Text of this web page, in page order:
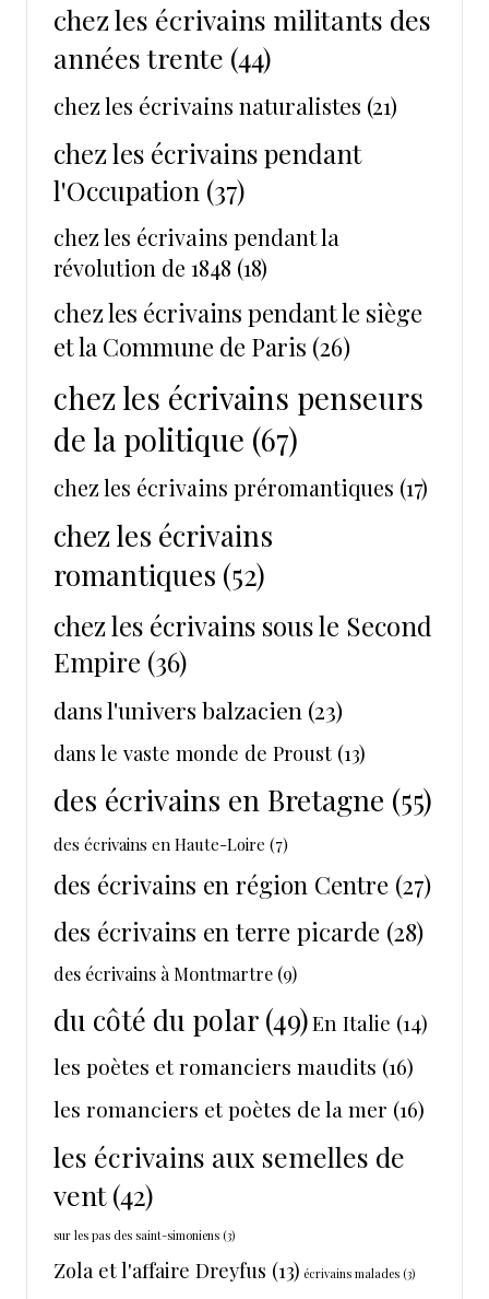
chez les écrivains militants des
années trente (44)
chez les écrivains naturalistes (21)
chez les écrivains pendant
l'Occupation (37)
chez les écrivains pendant la
révolution de 1848 (18)
chez les écrivains pendant le siège
et la Commune de Paris (26)
chez les écrivains penseurs
de la politique (67)
chez les écrivains préromantiques (17)
chez les écrivains
romantiques (52)
chez les écrivains sous le Second
Empire (36)
dans l'univers balzacien (23)
dans le vaste monde de Proust (13)
des écrivains en Bretagne (55)
des écrivains en Haute-Loire (7)
des écrivains en région Centre (27)
des écrivains en terre picarde (28)
des écrivains à Montmartre (9)
du côté du polar (49)En Italie (14)
les poètes et romanciers maudits (16)
les romanciers et poètes de la mer (16)
les écrivains aux semelles de
vent(42)
sur les pas des saint-simoniens (3)
Zola et l'affaire Dreyfus (13) écrivains malades (3)